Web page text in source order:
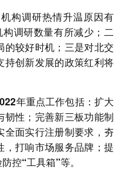
构调研热情升温原因有
调研数量有所减少；二
的较好时机；三是对北交
持创新发展的政策红利将
年重点工作包括：扩大
性；完善新三板功能制
全面实行注册制要求，夯
，打响市场服务品牌；提
控“工具箱”等。